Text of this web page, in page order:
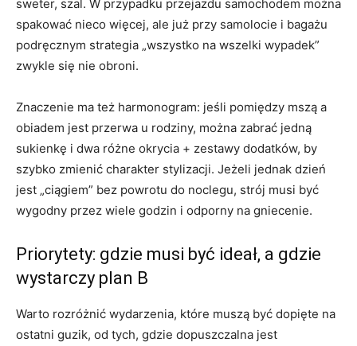
sweter, szal. W przypadku przejazdu samochodem można
spakować nieco więcej, ale już przy samolocie i bagażu
podręcznym strategia „wszystko na wszelki wypadek”
zwykle się nie obroni.
Znaczenie ma też harmonogram: jeśli pomiędzy mszą a
obiadem jest przerwa u rodziny, można zabrać jedną
sukienkę i dwa różne okrycia + zestawy dodatków, by
szybko zmienić charakter stylizacji. Jeżeli jednak dzień
jest „ciągiem” bez powrotu do noclegu, strój musi być
wygodny przez wiele godzin i odporny na gniecenie.
Priorytety: gdzie musi być ideał, a gdzie
wystarczy plan B
Warto rozróżnić wydarzenia, które muszą być dopięte na
ostatni guzik, od tych, gdzie dopuszczalna jest